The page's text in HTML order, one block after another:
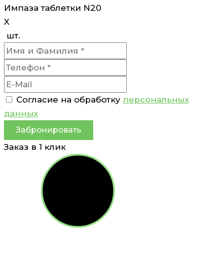
Импаза таблетки N20
X
шт.
Согласие на обработку персональных
данных
Забронировать
Заказ в 1 клик